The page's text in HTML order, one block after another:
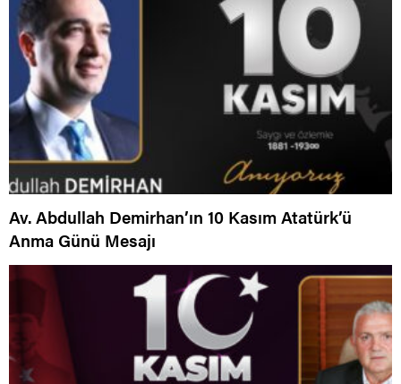
Av. Abdullah Demirhan’ın 10 Kasım Atatürk’ü
Anma Günü Mesajı